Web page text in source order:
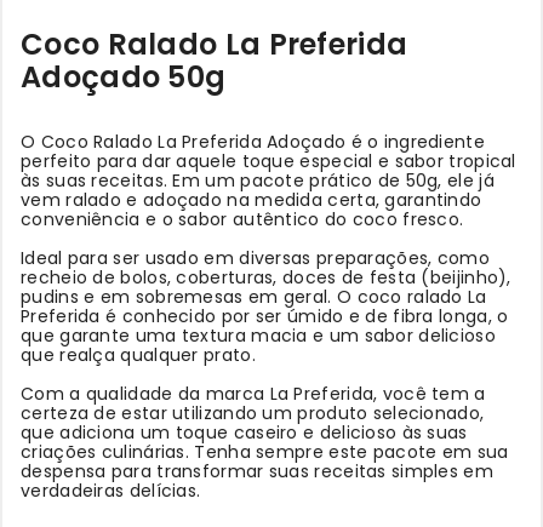
Coco Ralado La Preferida
Adoçado 50g
O Coco Ralado La Preferida Adoçado é o ingrediente
perfeito para dar aquele toque especial e sabor tropical
às suas receitas. Em um pacote prático de 50g, ele já
vem ralado e adoçado na medida certa, garantindo
conveniência e o sabor autêntico do coco fresco.
Ideal para ser usado em diversas preparações, como
recheio de bolos, coberturas, doces de festa (beijinho),
pudins e em sobremesas em geral. O coco ralado La
Preferida é conhecido por ser úmido e de fibra longa, o
que garante uma textura macia e um sabor delicioso
que realça qualquer prato.
Com a qualidade da marca La Preferida, você tem a
certeza de estar utilizando um produto selecionado,
que adiciona um toque caseiro e delicioso às suas
criações culinárias. Tenha sempre este pacote em sua
despensa para transformar suas receitas simples em
verdadeiras delícias.